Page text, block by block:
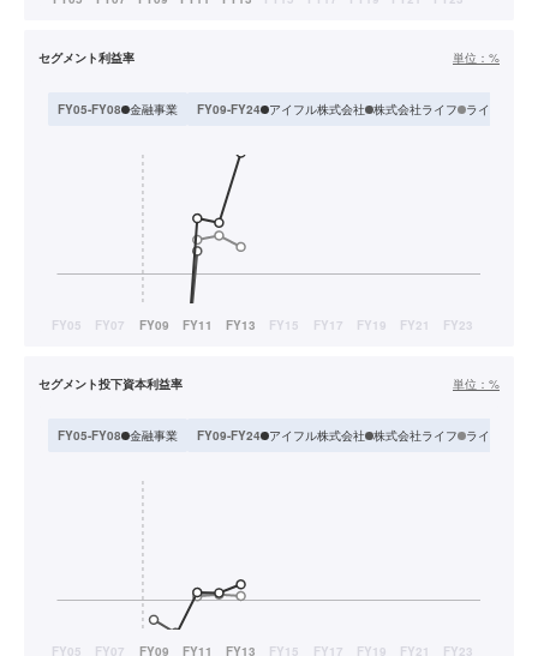
セグメント利益率 単位： %
FY05-FY08 金融事業 FY09-FY24 アイフル株式会社 株式会社ライフ ライフカー
セグメント投下資本利益率 単位： %
FY05-FY08 金融事業 FY09-FY24 アイフル株式会社 株式会社ライフ ライフカー